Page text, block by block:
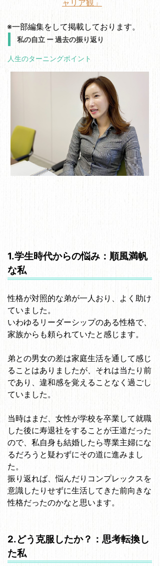
ャリア観」
※一部編集をして掲載しております。
私の自立 ー 過去の振り返り
人生のターニングポイント
1.学生時代からの悩み：順風満帆
な私
性格が対照的な弟が一人おり、よく助け
ていました。
いわゆるリーダーシップのある性格で、
家族からも頼られていたと感じます。
弟との男女の差は家庭生活を通して感じ
ることはありましたが、それは当たり前
であり、違和感を覚えることなく過ごし
ていました。
当時はまだ、女性が学校を卒業して就職
した後に寿退社をすることが王道だった
ので、私自身も結婚したら専業主婦にな
るだろうと疑わずにその道に進みまし
た。
振り返れば、悩んだりコンプレックスを
意識したりせずに生活してきた前向きな
性格だったのかなと思います。
2.どう克服したか？：思考転換し
た私